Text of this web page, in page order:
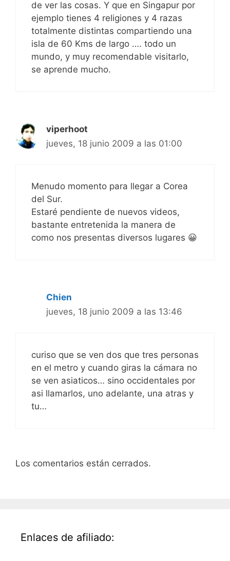
de ver las cosas. Y que en Singapur por
ejemplo tienes 4 religiones y 4 razas
totalmente distintas compartiendo una
isla de 60 Kms de largo …. todo un
mundo, y muy recomendable visitarlo,
se aprende mucho.
viperhoot
jueves, 18 junio 2009 a las 01:00
Menudo momento para llegar a Corea
del Sur.
Estaré pendiente de nuevos videos,
bastante entretenida la manera de
como nos presentas diversos lugares 😀
Chien
jueves, 18 junio 2009 a las 13:46
curiso que se ven dos que tres personas
en el metro y cuando giras la cámara no
se ven asiaticos… sino occidentales por
asi llamarlos, uno adelante, una atras y
tu…
Los comentarios están cerrados.
Enlaces de afiliado: